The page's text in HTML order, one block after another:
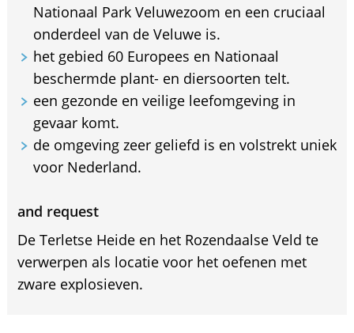
Nationaal Park Veluwezoom en een cruciaal
onderdeel van de Veluwe is.
het gebied 60 Europees en Nationaal
beschermde plant- en diersoorten telt.
een gezonde en veilige leefomgeving in
gevaar komt.
de omgeving zeer geliefd is en volstrekt uniek
voor Nederland.
and request
De Terletse Heide en het Rozendaalse Veld te
verwerpen als locatie voor het oefenen met
zware explosieven.